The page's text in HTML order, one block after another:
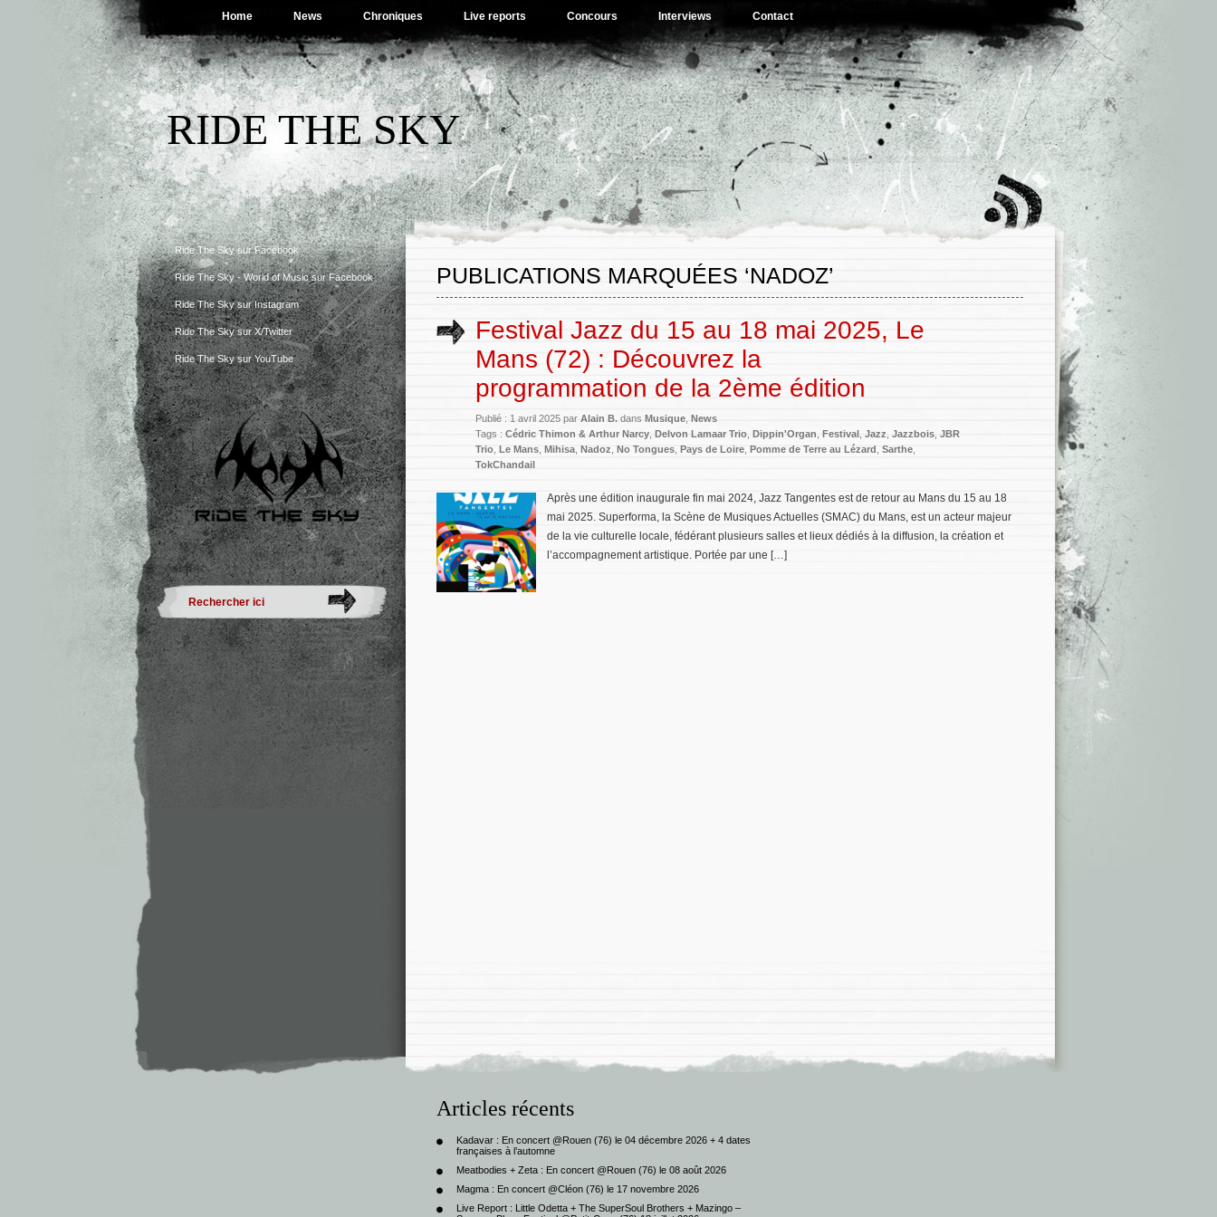
Home News Chroniques Live reports Concours Interviews Contact
RIDE THE SKY
Ride The Sky sur Facebook
Ride The Sky - World of Music sur Facebook
Ride The Sky sur Instagram
Ride The Sky sur X/Twitter
Ride The Sky sur YouTube
PUBLICATIONS MARQUÉES ‘NADOZ’
Festival Jazz du 15 au 18 mai 2025, Le
Mans (72) : Découvrez la
programmation de la 2ème édition
Publié : 1 avril 2025 par Alain B. dans Musique News
Tags : Cédric Thimon & Arthur Narcy Delvon Lamaar Trio Dippin'Organ Festival Jazz Jazzbois JBR
Trio Le Mans Mihisa Nadoz No Tongues Pays de Loire Pomme de Terre au Lézard Sarthe
TokChandail
Après une édition inaugurale fin mai 2024, Jazz Tangentes est de retour au Mans du 15 au 18
mai 2025. Superforma, la Scène de Musiques Actuelles (SMAC) du Mans, est un acteur majeur
de la vie culturelle locale, fédérant plusieurs salles et lieux dédiés à la diffusion, la création et
l’accompagnement artistique. Portée par une […]
Articles récents
Kadavar : En concert @Rouen (76) le 04 décembre 2026 + 4 dates
françaises à l’automne
Meatbodies + Zeta : En concert @Rouen (76) le 08 août 2026
Magma : En concert @Cléon (76) le 17 novembre 2026
Live Report : Little Odetta + The SuperSoul Brothers + Mazingo –